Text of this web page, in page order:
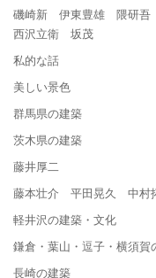
磯崎新 伊東豊雄 隈研
西沢立衛 坂茂
私的な話
美しい景色
群馬県の建築
茨木県の建築
藤井厚二
藤本壮介 平田晃久 中村
軽井沢の建築・文化
鎌倉・葉山・逗子・横須賀
長崎の建築